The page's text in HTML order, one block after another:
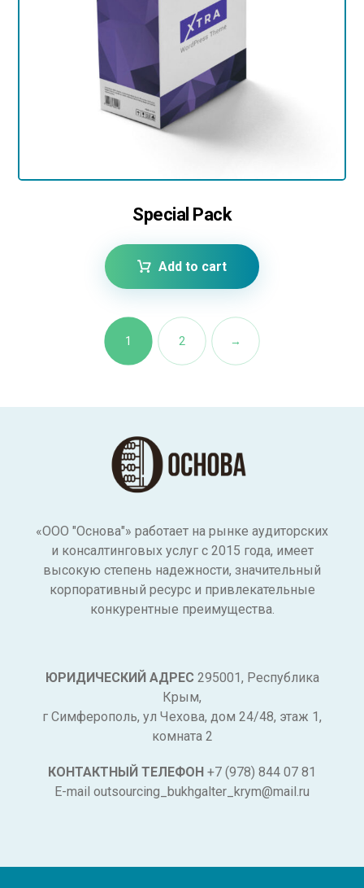
Special Pack
Add to cart
1 2 →
«ООО "Основа"» работает на рынке аудиторских
и консалтинговых услуг с 2015 года, имеет
высокую степень надежности, значительный
корпоративный ресурс и привлекательные
конкурентные преимущества.
ЮРИДИЧЕСКИЙ АДРЕС295001, Республика
Крым,
г Симферополь, ул Чехова, дом 24/48, этаж 1,
комната 2
КОНТАКТНЫЙ ТЕЛЕФОН +7 (978) 844 07 81
E-mail outsourcing_bukhgalter_krym@mail.ru